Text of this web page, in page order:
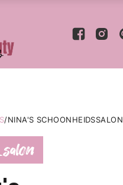
/NINA'S SCHOONHEIDSSALON